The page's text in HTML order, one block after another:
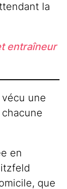
la
entraîneur
vécu une
en
que